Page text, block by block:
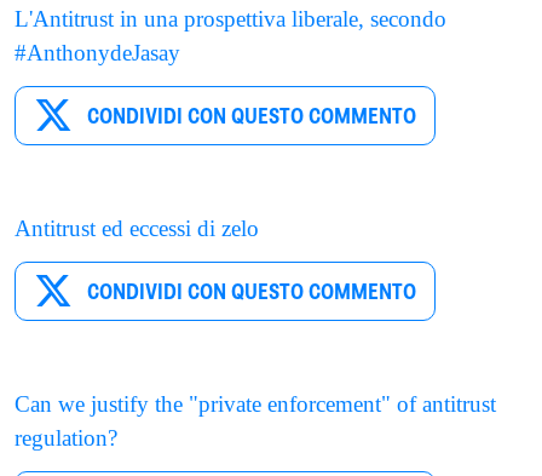
L'Antitrust in una prospettiva liberale, secondo
#AnthonydeJasay
CONDIVIDI CON QUESTO COMMENTO
Antitrust ed eccessi di zelo
CONDIVIDI CON QUESTO COMMENTO
Can we justify the "private enforcement" of antitrust
regulation?